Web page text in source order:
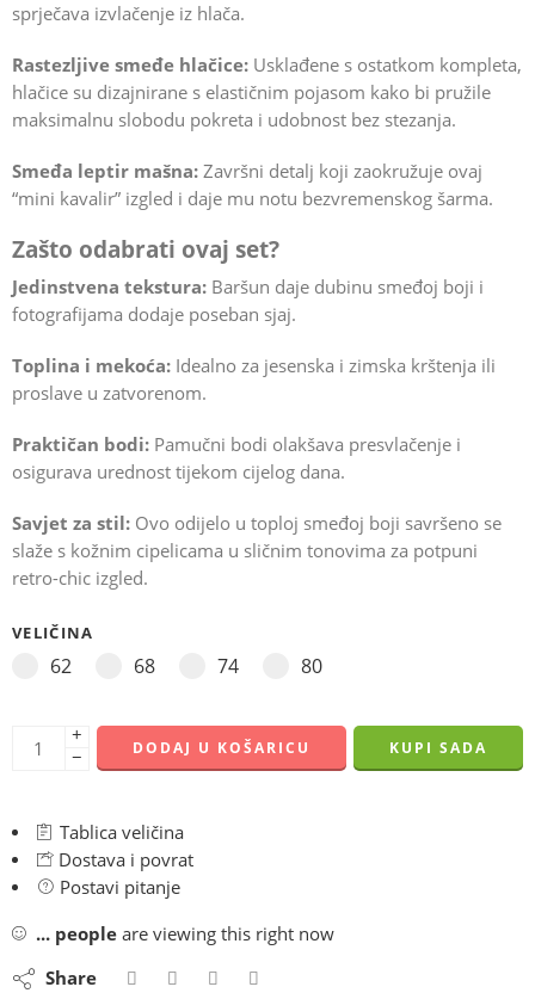
sprječava izvlačenje iz hlača.
Rastezljive smeđe hlačice: Usklađene s ostatkom kompleta,
hlačice su dizajnirane s elastičnim pojasom kako bi pružile
maksimalnu slobodu pokreta i udobnost bez stezanja.
Smeđa leptir mašna: Završni detalj koji zaokružuje ovaj
“mini kavalir” izgled i daje mu notu bezvremenskog šarma.
Zašto odabrati ovaj set?
Jedinstvena tekstura: Baršun daje dubinu smeđoj boji i
fotografijama dodaje poseban sjaj.
Toplina i mekoća: Idealno za jesenska i zimska krštenja ili
proslave u zatvorenom.
Praktičan bodi: Pamučni bodi olakšava presvlačenje i
osigurava urednost tijekom cijelog dana.
Savjet za stil: Ovo odijelo u toploj smeđoj boji savršeno se
slaže s kožnim cipelicama u sličnim tonovima za potpuni
retro-chic izgled.
VELIČINA
62 68 74 80
+
−
DODAJ U KOŠARICU KUPI SADA
Tablica veličina
Dostava i povrat
Postavi pitanje
... people are viewing this right now
Share